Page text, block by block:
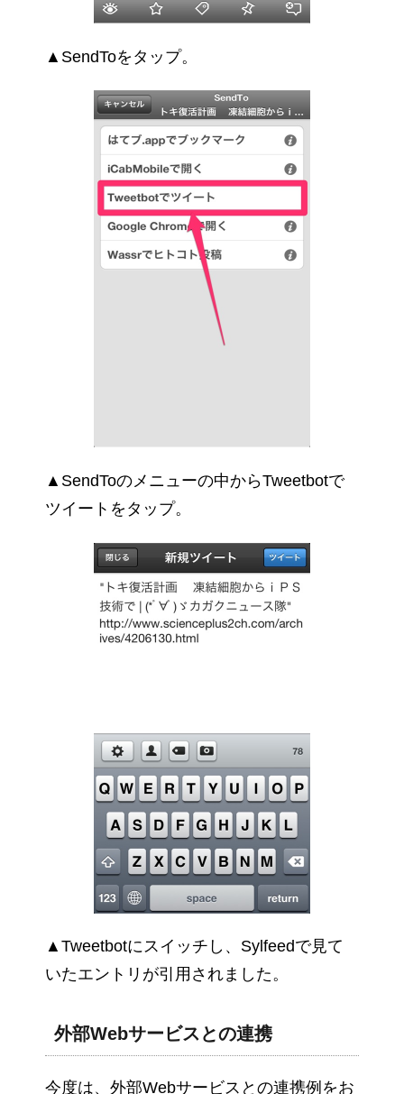
▲SendToをタップ。
▲SendToのメニューの中からTweetbotで
ツイートをタップ。
▲Tweetbotにスイッチし、Sylfeedで見て
いたエントリが引用されました。
外部Webサービスとの連携
今度は、外部Webサービスとの連携例をお